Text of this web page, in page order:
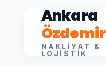
Ankara
Özdemir
NAKLIYAT &
LOJISTIK